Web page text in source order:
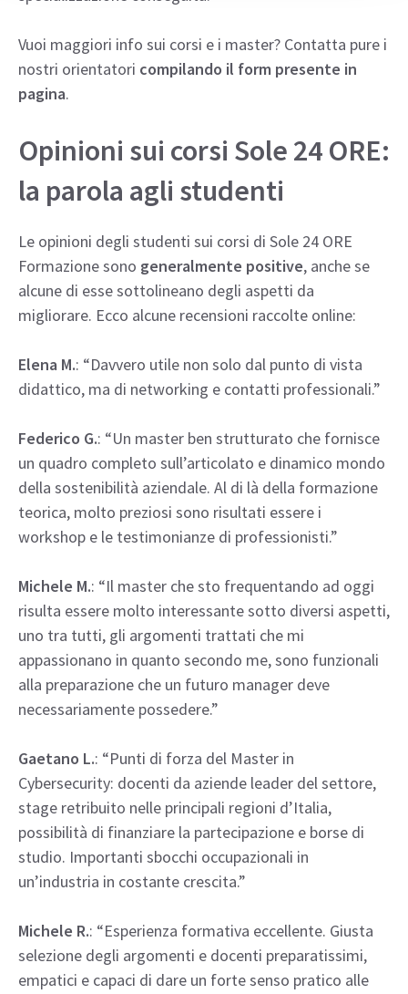
Vuoi maggiori info sui corsi e i master? Contatta pure i
nostri orientatori compilando il form presente in
pagina.
Opinioni sui corsi Sole 24 ORE:
la parola agli studenti
Le opinioni degli studenti sui corsi di Sole 24 ORE
Formazione sono generalmente positive, anche se
alcune di esse sottolineano degli aspetti da
migliorare. Ecco alcune recensioni raccolte online:
Elena M.: “Davvero utile non solo dal punto di vista
didattico, ma di networking e contatti professionali.”
Federico G.: “Un master ben strutturato che fornisce
un quadro completo sull’articolato e dinamico mondo
della sostenibilità aziendale. Al di là della formazione
teorica, molto preziosi sono risultati essere i
workshop e le testimonianze di professionisti.”
Michele M.: “Il master che sto frequentando ad oggi
risulta essere molto interessante sotto diversi aspetti,
uno tra tutti, gli argomenti trattati che mi
appassionano in quanto secondo me, sono funzionali
alla preparazione che un futuro manager deve
necessariamente possedere.”
Gaetano L.: “Punti di forza del Master in
Cybersecurity: docenti da aziende leader del settore,
stage retribuito nelle principali regioni d’Italia,
possibilità di finanziare la partecipazione e borse di
studio. Importanti sbocchi occupazionali in
un’industria in costante crescita.”
Michele R.: “Esperienza formativa eccellente. Giusta
selezione degli argomenti e docenti preparatissimi,
empatici e capaci di dare un forte senso pratico alle